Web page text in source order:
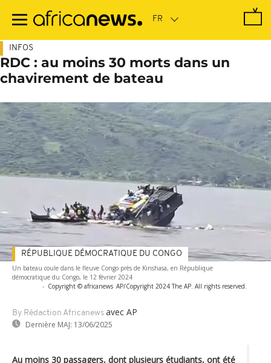
contenu
INFOS
RDC : au moins 30 morts dans un
chavirement de bateau
Un bateau coule dans le fleuve Congo près de Kinshasa, en République
démocratique du Congo, le 12 février 2024
- Copyright © africanews AP/Copyright 2024 The AP. All rights reserved.
By Rédaction Africanews avec AP
Dernière MAJ: 13/06/2025
RÉPUBLIQUE DÉMOCRATIQUE DU CONGO
Au moins 30 passagers, dont plusieurs étudiants, ont été